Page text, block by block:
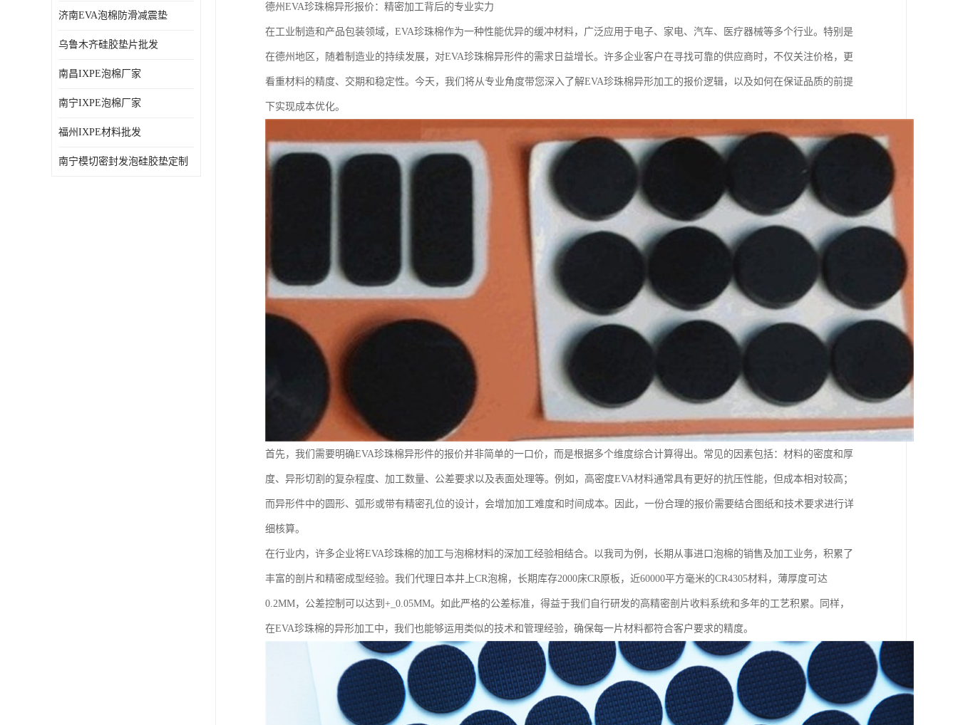
济南EVA泡棉防滑减震垫
乌鲁木齐硅胶垫片批发
南昌IXPE泡棉厂家
南宁IXPE泡棉厂家
福州IXPE材料批发
南宁模切密封发泡硅胶垫定制
德州EVA珍珠棉异形报价：精密加工背后的专业实力
在工业制造和产品包装领域，EVA珍珠棉作为一种性能优异的缓冲材料，广泛应用于电子、家电、汽车、医疗器械等多个行业。特别是
在德州地区，随着制造业的持续发展，对EVA珍珠棉异形件的需求日益增长。许多企业客户在寻找可靠的供应商时，不仅关注价格，更
看重材料的精度、交期和稳定性。今天，我们将从专业角度带您深入了解EVA珍珠棉异形加工的报价逻辑，以及如何在保证品质的前提
下实现成本优化。
首先，我们需要明确EVA珍珠棉异形件的报价并非简单的一口价，而是根据多个维度综合计算得出。常见的因素包括：材料的密度和厚
度、异形切割的复杂程度、加工数量、公差要求以及表面处理等。例如，高密度EVA材料通常具有更好的抗压性能，但成本相对较高；
而异形件中的圆形、弧形或带有精密孔位的设计，会增加加工难度和时间成本。因此，一份合理的报价需要结合图纸和技术要求进行详
细核算。
在行业内，许多企业将EVA珍珠棉的加工与泡棉材料的深加工经验相结合。以我司为例，长期从事进口泡棉的销售及加工业务，积累了
丰富的剖片和精密成型经验。我们代理日本井上CR泡棉，长期库存2000床CR原板，近60000平方毫米的CR4305材料，薄厚度可达
0.2MM，公差控制可以达到+_0.05MM。如此严格的公差标准，得益于我们自行研发的高精密剖片收料系统和多年的工艺积累。同样，
在EVA珍珠棉的异形加工中，我们也能够运用类似的技术和管理经验，确保每一片材料都符合客户要求的精度。